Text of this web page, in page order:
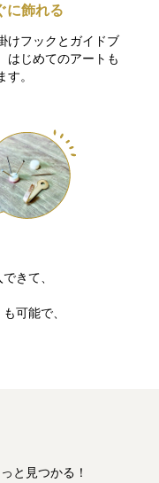
に飾れる
けフックとガイドブ
はじめてのアートも
す。
可能で、
きて、
と見つかる！